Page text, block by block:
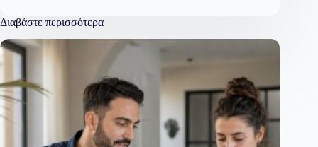
Διαβάστε περισσότερα